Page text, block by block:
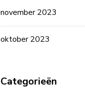
november 2023
oktober 2023
Categorieën